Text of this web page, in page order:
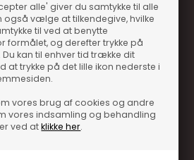
alle' giver du samtykke til alle
også vælge at tilkendegive, hvilke
til ved at benytte
formålet, og derefter trykke på
kan til enhver tid trække dit
at trykke på det lille ikon nederste i
vores brug af cookies og andre
vores indsamling og behandling
ved atklikke her.
tilbud kun til klubkunder
allerede på næste køb